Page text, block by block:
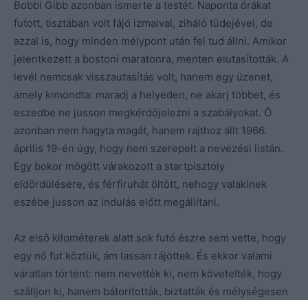
Bobbi Gibb azonban ismerte a testét. Naponta órákat
futott, tisztában volt fájó izmaival, ziháló tüdejével, de
azzal is, hogy minden mélypont után fel tud állni. Amikor
jelentkezett a bostoni maratonra, menten elutasították. A
levél nemcsak visszautasítás volt, hanem egy üzenet,
amely kimondta: maradj a helyeden, ne akarj többet, és
eszedbe ne jusson megkérdőjelezni a szabályokat. Ő
azonban nem hagyta magát, hanem rajthoz állt 1966.
április 19-én úgy, hogy nem szerepelt a nevezési listán.
Egy bokor mögött várakozott a startpisztoly
eldördülésére, és férfiruhát öltött, nehogy valakinek
eszébe jusson az indulás előtt megállítani.
Az első kilométerek alatt sok futó észre sem vette, hogy
egy nő fut köztük, ám lassan rájöttek. És ekkor valami
váratlan történt: nem nevették ki, nem követelték, hogy
szálljon ki, hanem bátorították, biztatták és mélységesen